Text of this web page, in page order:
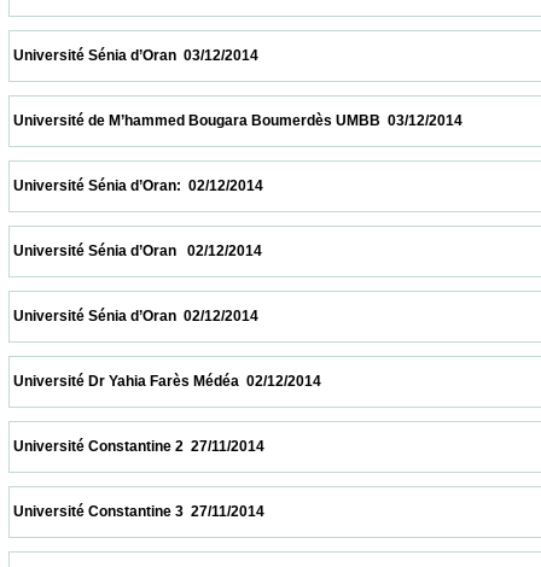
Université Sénia d’Oran  03/12/2014
Université de M’hammed Bougara Boumerdès UMBB  03/12/
Université Sénia d’Oran:  02/12/2014
Université Sénia d’Oran   02/12/2014
Université Sénia d’Oran  02/12/2014
Université Dr Yahia Farès Médéa  02/12/2014
Université Constantine 2  27/11/2014
Université Constantine 3  27/11/2014